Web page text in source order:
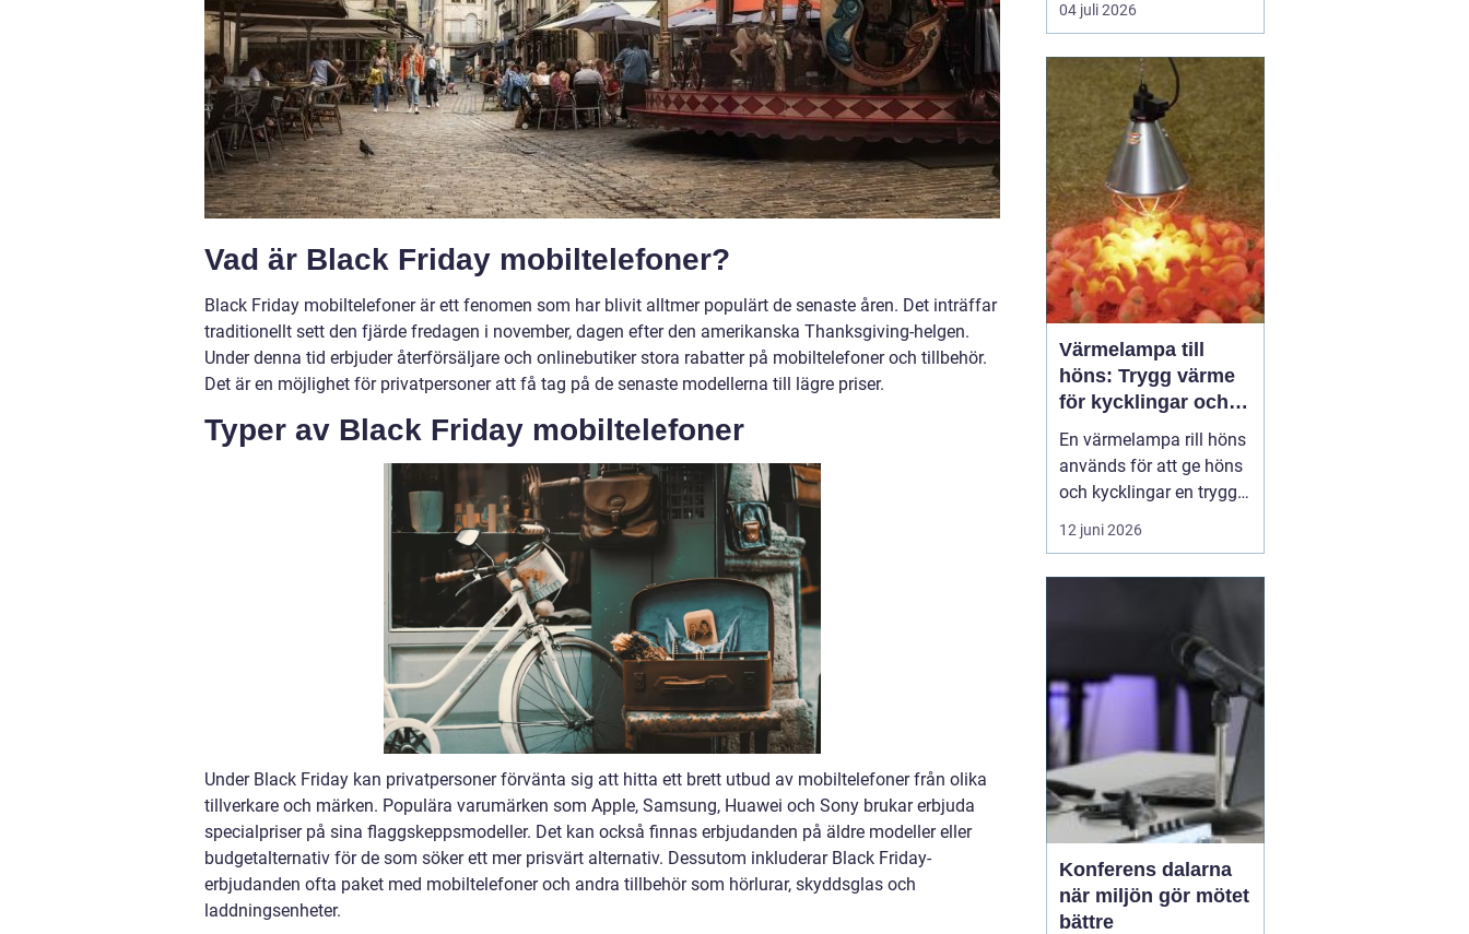
Vad är Black Friday mobiltelefoner?
Black Friday mobiltelefoner är ett fenomen som har blivit alltmer populärt de senaste åren. Det inträffar
traditionellt sett den fjärde fredagen i november, dagen efter den amerikanska Thanksgiving-helgen.
Under denna tid erbjuder återförsäljare och onlinebutiker stora rabatter på mobiltelefoner och tillbehör.
Det är en möjlighet för privatpersoner att få tag på de senaste modellerna till lägre priser.
Typer av Black Friday mobiltelefoner
Under Black Friday kan privatpersoner förvänta sig att hitta ett brett utbud av mobiltelefoner från olika
tillverkare och märken. Populära varumärken som Apple, Samsung, Huawei och Sony brukar erbjuda
specialpriser på sina flaggskeppsmodeller. Det kan också finnas erbjudanden på äldre modeller eller
budgetalternativ för de som söker ett mer prisvärt alternativ. Dessutom inkluderar Black Friday-
erbjudanden ofta paket med mobiltelefoner och andra tillbehör som hörlurar, skyddsglas och
laddningsenheter.
besöka en optiker kan
kontrollerad, rådgivning
om synhjälpmedel samt
upprätthålla en god
ögonh&...
04 juli 2026
Värmelampa till
höns: Trygg värme
för kycklingar och
vuxna höns
En värmelampa rill höns
används för att ge höns
och kycklingar en trygg
och jämn värme när
omgivningstemperature
12 juni 2026
Konferens dalarna
när miljön gör mötet
bättre